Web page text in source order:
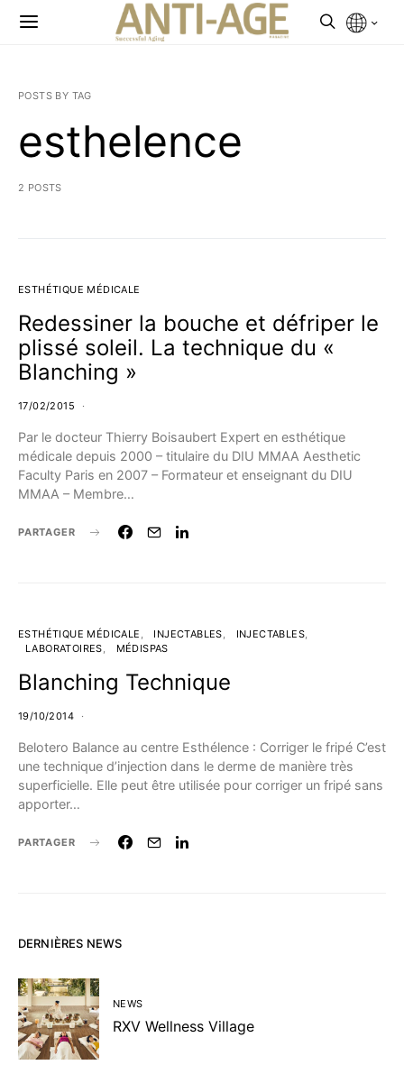
POSTS BY TAG
esthelence
2 POSTS
ESTHÉTIQUE MÉDICALE
Redessiner la bouche et défriper le
plissé soleil. La technique du «
Blanching »
17/02/2015
Par le docteur Thierry Boisaubert Expert en esthétique
médicale depuis 2000 – titulaire du DIU MMAA Aesthetic
Faculty Paris en 2007 – Formateur et enseignant du DIU
MMAA – Membre…
PARTAGER
ESTHÉTIQUE MÉDICALE INJECTABLES
INJECTABLES
LABORATOIRES
MÉDISPAS
Blanching Technique
19/10/2014
Belotero Balance au centre Esthélence : Corriger le fripé C’est
une technique d’injection dans le derme de manière très
superficielle. Elle peut être utilisée pour corriger un fripé sans
apporter…
PARTAGER
DERNIÈRES NEWS
NEWS
RXV Wellness Village